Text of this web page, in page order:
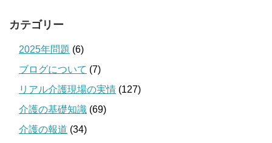
カテゴリー
2025年問題 (6)
ブログについて (7)
リアル介護現場の実情 (127)
介護の基礎知識 (69)
介護の報道 (34)